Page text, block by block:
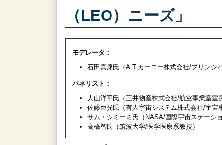
（LEO）ニーズ」
モデレータ：
石田真康氏（A.T.カーニー株式会社/プリンシ
パネリスト：
大山洋平氏（三井物産株式会社/航空事業室室
佐藤巨光氏（有人宇宙システム株式会社/宇宙
サム・シミーミ氏（NASA/国際宇宙ステーシ
高橋智氏（筑波大学/医学医療系教授）